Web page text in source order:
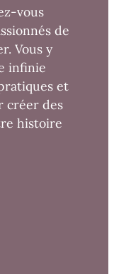
vous
de
Vous y
infinie
et
créer des
histoire